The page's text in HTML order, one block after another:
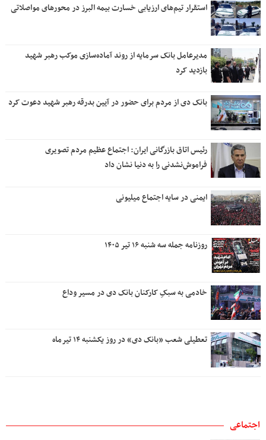
استقرار تیم‌های ارزیابی خسارت بیمه البرز در محورهای مواصلاتی
مدیرعامل بانک سرمایه از روند آماده‌سازی موکب رهبر شهید
بازدید کرد
بانک دی از مردم برای حضور در آیین بدرقه رهبر شهید دعوت کرد
رئیس اتاق بازرگانی ایران: اجتماع عظیم مردم تصویری
فراموش‌نشدنی را به دنیا نشان داد
ایمنی در سایه اجتماع میلیونی
روزنامه جمله سه شنبه ۱۶ تیر ۱۴۰۵
خادمی به سبکِ کارکنان بانک دی در مسیر وداع
تعطیلی شعب «بانک دی» در روز یکشنبه ۱۴ تیرماه
اجتماعی